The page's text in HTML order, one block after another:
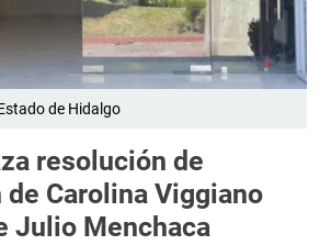
de Hidalgo
resolución de
Carolina Viggiano
Julio Menchaca